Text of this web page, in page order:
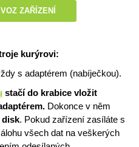
ZAŘÍZENÍ
kurýrovi:
s adaptérem (nabíječkou).
stačí do krabice vložit
Dokonce v něm
disk. Pokud zařízení zasíláte s
všech dat na veškerých